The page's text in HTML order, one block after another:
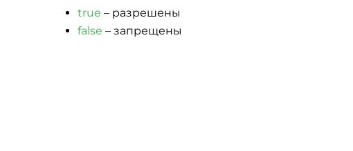
true – разрешены
false – запрещены